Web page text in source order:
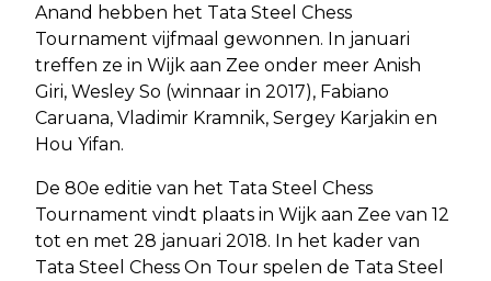
Anand hebben het Tata Steel Chess
Tournament vijfmaal gewonnen. In januari
treffen ze in Wijk aan Zee onder meer Anish
Giri, Wesley So (winnaar in 2017), Fabiano
Caruana, Vladimir Kramnik, Sergey Karjakin en
Hou Yifan.
De 80e editie van het Tata Steel Chess
Tournament vindt plaats in Wijk aan Zee van 12
tot en met 28 januari 2018. In het kader van
Tata Steel Chess On Tour spelen de Tata Steel